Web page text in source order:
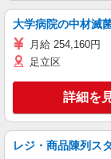
大学病院の中材滅
月給 254,160円
足立区
詳細を
レジ・商品陳列ス